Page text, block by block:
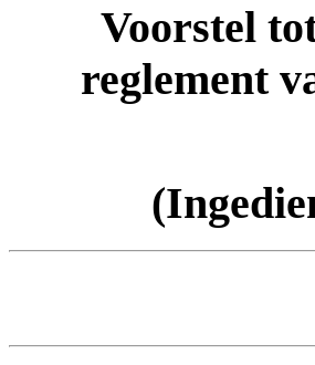
Voorstel
reglement